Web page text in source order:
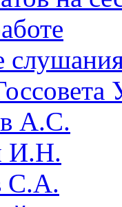
А.С.
И.Н.
С.А.